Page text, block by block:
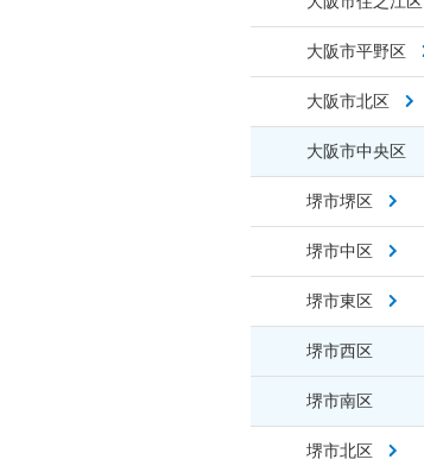
大阪市平野区
大阪市北区
大阪市中央区
堺市堺区
堺市中区
堺市東区
堺市西区
堺市南区
堺市北区